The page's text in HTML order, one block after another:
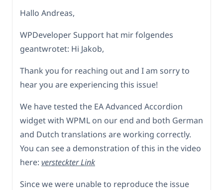
Hallo Andreas,
WPDeveloper Support hat mir folgendes
geantwrotet: Hi Jakob,
Thank you for reaching out and I am sorry to
hear you are experiencing this issue!
We have tested the EA Advanced Accordion
widget with WPML on our end and both German
and Dutch translations are working correctly.
You can see a demonstration of this in the video
here: versteckter Link
Since we were unable to reproduce the issue